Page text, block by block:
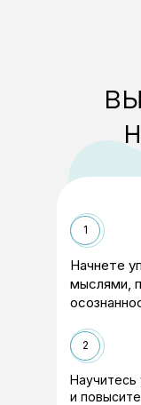
Начнете
мыслями,
1
2
Научитесь
и